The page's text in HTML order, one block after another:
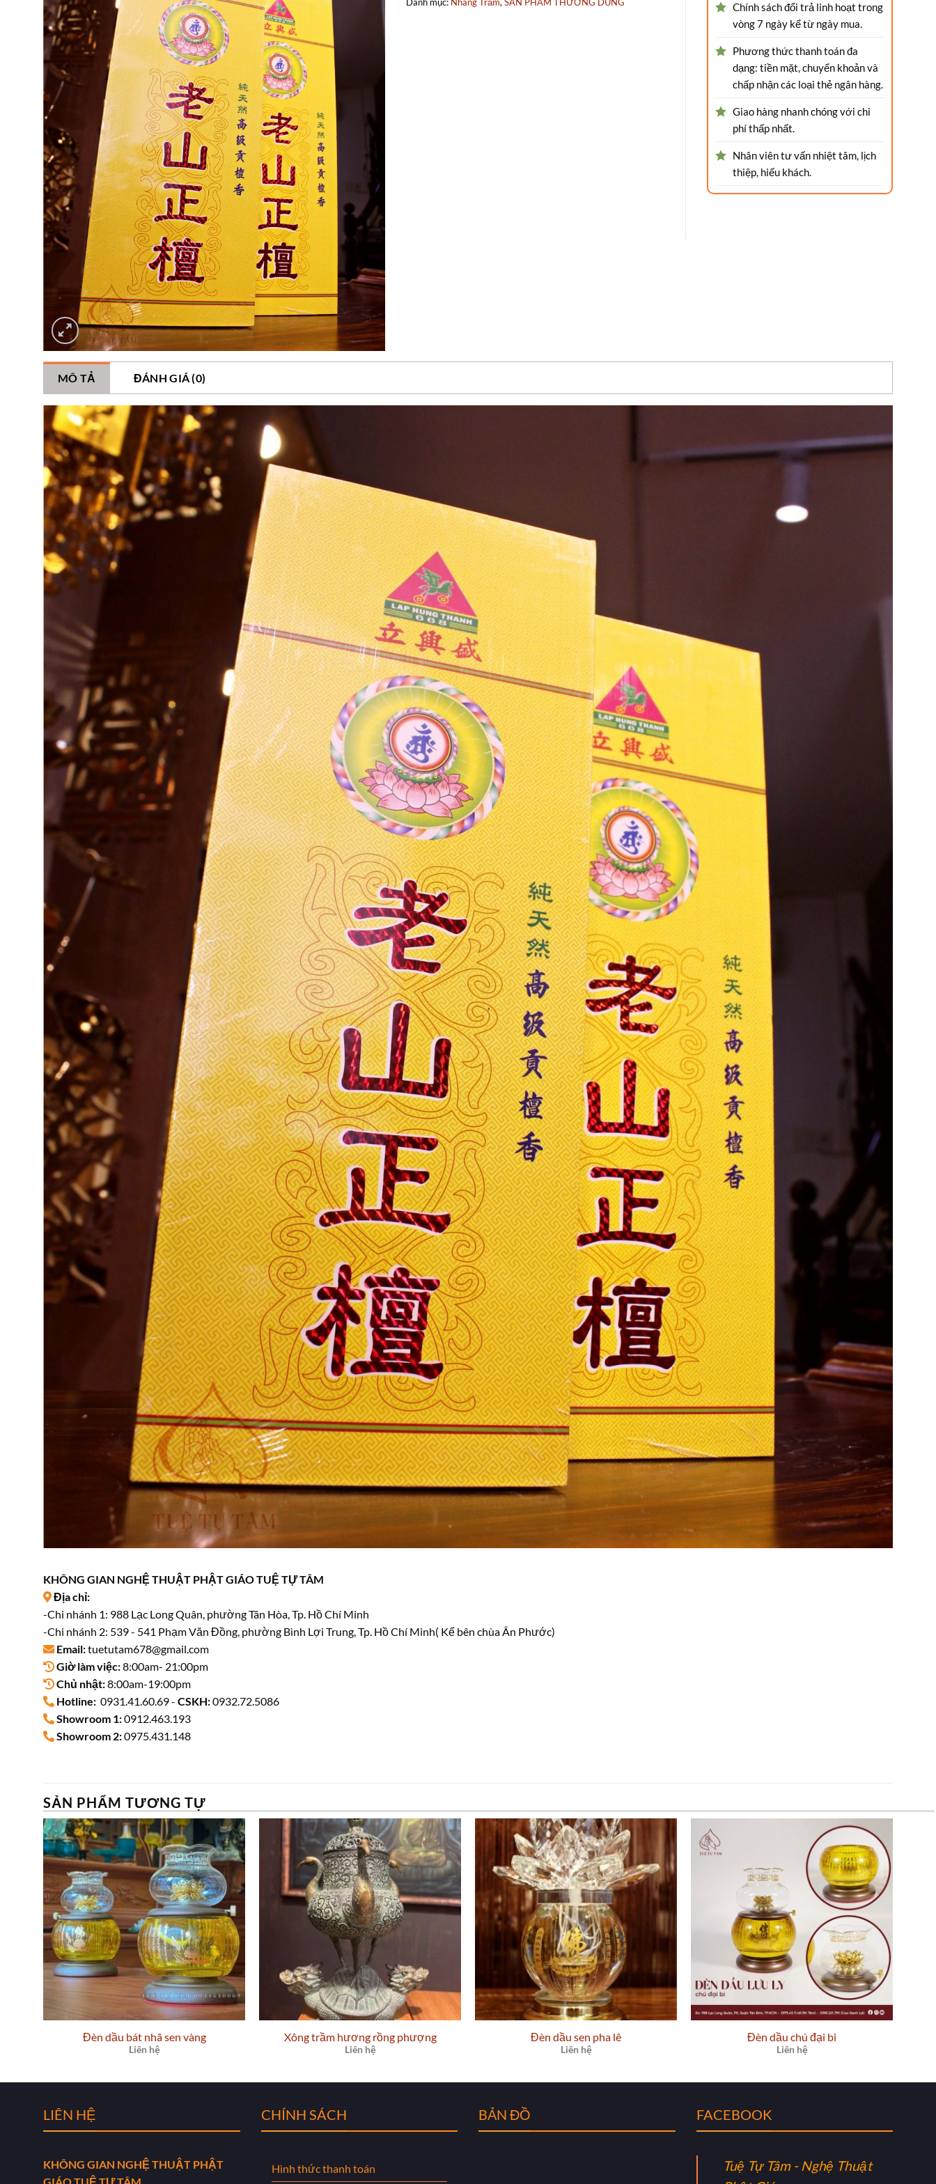
Chính sách đổi trả linh hoạt trong
vòng 7 ngày kể từ ngày mua.
Phương thức thanh toán đa
dạng: tiền mặt, chuyển khoản và
chấp nhận các loại thẻ ngân hàng.
Giao hàng nhanh chóng với chi
phí thấp nhất.
Nhân viên tư vấn nhiệt tâm, lịch
thiệp, hiếu khách.
MÔ TẢ ĐÁNH GIÁ (0)
KHÔNG GIAN NGHỆ THUẬT PHẬT GIÁO TUỆ TỰ TÂM
Địa chỉ:
-Chi nhánh 1: 988 Lạc Long Quân, phường Tân Hòa, Tp. Hồ Chí Minh
-Chi nhánh 2: 539 - 541 Phạm Văn Đồng, phường Bình Lợi Trung, Tp. Hồ Chí Minh( Kế bên chùa Ân Phước)
Email:tuetutam678@gmail.com
Giờ làm việc:8:00am- 21:00pm
Chủ nhật:8:00am-19:00pm
Hotline: 0931.41.60.69 - CSKH:0932.72.5086
Showroom 1:0912.463.193
Showroom 2:0975.431.148
SẢN PHẨM TƯƠNG TỰ
Đèn dầu bát nhã sen vàng
Liên hệ
Xông trầm hương rồng phượng
Liên hệ
Đèn dầu sen pha lê
Liên hệ
Đèn dầu chú đại bi
Liên hệ
LIÊN HỆ
KHÔNG GIAN NGHỆ THUẬT PHẬT
CHÍNH SÁCH
Hình thức thanh toán
BẢN ĐỒ FACEBOOK
Tuệ Tự Tâm - Nghệ Thuật